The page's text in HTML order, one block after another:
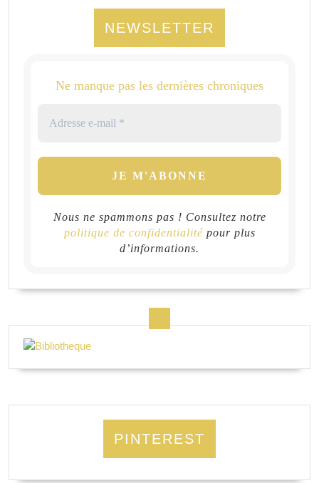
NEWSLETTER
Ne manque pas les dernières chroniques
Nous ne spammons pas ! Consultez notre
politique de confidentialitépour plus
d’informations.
PINTEREST